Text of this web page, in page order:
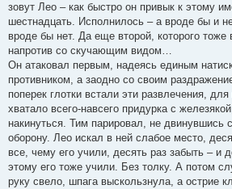
зовут Лео – как быстро он привык к этому
шестнадцать. Исполнилось – а вроде бы и
вроде бы нет. Да еще второй, которого тоже
напротив со скучающим видом…
Он атаковал первым, надеясь единым
противником, а заодно со своим
поперек глотки встали эти развлечения,
хватало всего-навсего придурка с
накинуться. Тим парировал, не двинувшись
оборону. Лео искал в ней слабое место,
все, чему его учили, десять раз забыть – и
этому его тоже учили. Без толку. А потом
руку свело, шпага выскользнула, а острие